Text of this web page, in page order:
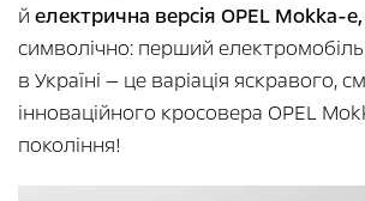
й електрична версія OPEL Mokka-e,
символічно: перший
в Україні — це варіація яскравого,
інноваційного кросовера OPEL
покоління!